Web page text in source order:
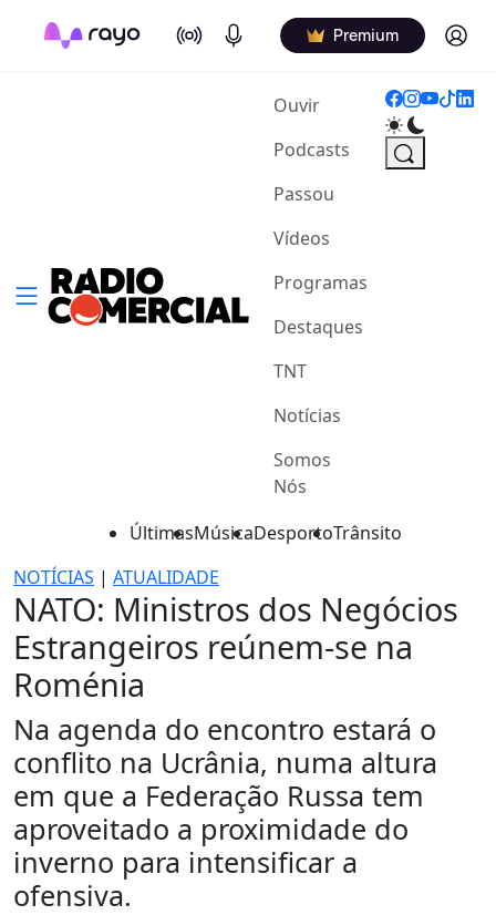
On Air Podcasts Premium Log in
Ouvir(current)
Podcasts
Passou
Vídeos
Programas
Destaques
TNT
Notícias
Somos
Nós
ÚltimasMúsicaDesportoTrânsito
NOTÍCIAS | ATUALIDADE
NATO: Ministros dos Negócios
Estrangeiros reúnem-se na
Roménia
Na agenda do encontro estará o
conflito na Ucrânia, numa altura
em que a Federação Russa tem
aproveitado a proximidade do
inverno para intensificar a
ofensiva.